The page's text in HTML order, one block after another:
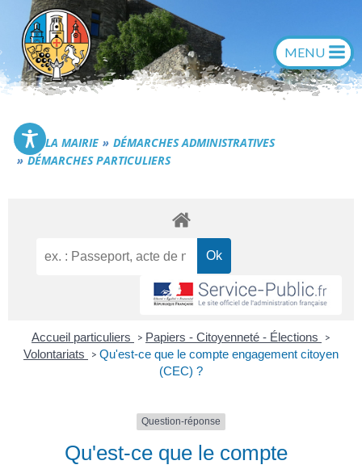
contenu
Commune de Générac
LA MAIRIE
DÉMARCHES ADMINISTRATIVES
DÉMARCHES PARTICULIERS
Accueil particuliers > Papiers - Citoyenneté - Élections >
Volontariats > Qu'est-ce que le compte engagement citoyen
(CEC) ?
Question-réponse
Qu'est-ce que le compte